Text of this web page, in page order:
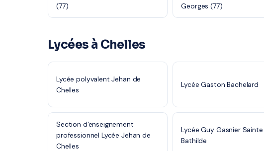
(77)
Georges (77)
Lycées à Chelles
Lycée polyvalent Jehan de
Chelles
Lycée Gaston Bachelard
Section d'enseignement
professionnel Lycée Jehan de
Chelles
Lycée Guy Gasnier Sainte
Bathilde